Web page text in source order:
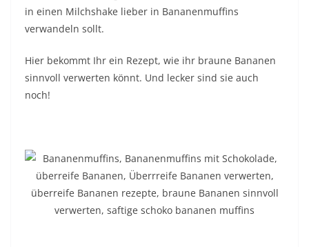
in einen Milchshake lieber in Bananenmuffins
verwandeln sollt.
Hier bekommt Ihr ein Rezept, wie ihr braune Bananen
sinnvoll verwerten könnt. Und lecker sind sie auch
noch!